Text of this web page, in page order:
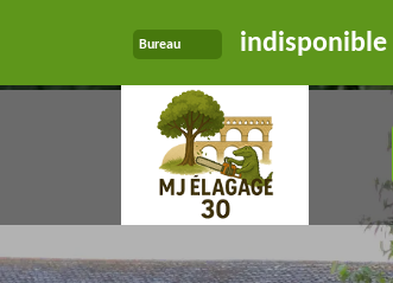
Bureau indisponible